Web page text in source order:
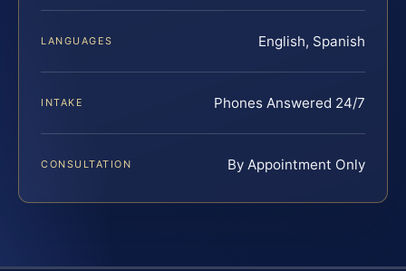
LANGUAGES English, Spanish
INTAKE Phones Answered 24/7
CONSULTATION By Appointment Only